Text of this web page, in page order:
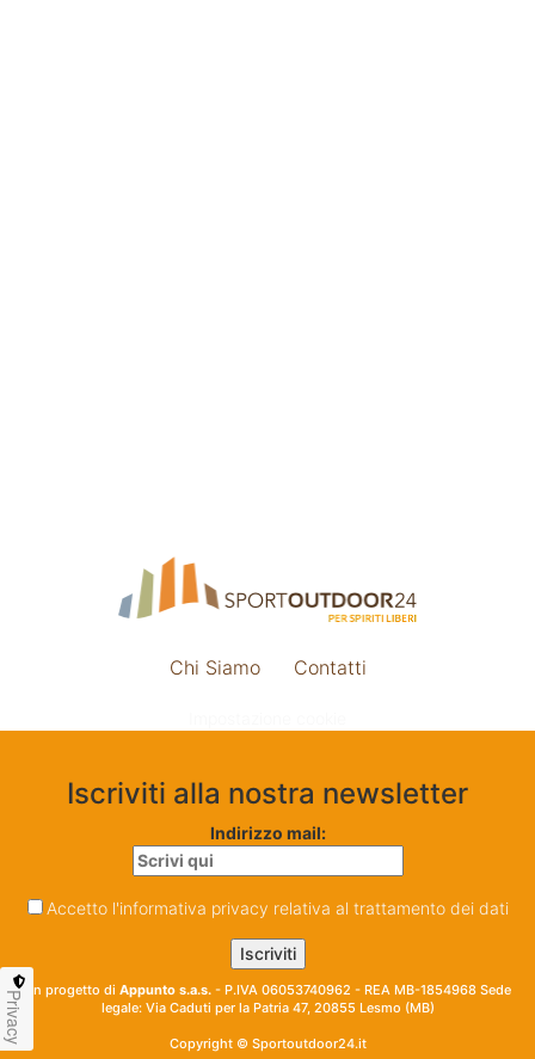
Chi Siamo Contatti
Iscriviti alla nostra newsletter
Indirizzo mail:
Accetto l'informativa privacy relativa al trattamento dei dati
Un progetto di Appunto s.a.s. - P.IVA 06053740962 - REA MB-1854968 Sede
legale: Via Caduti per la Patria 47, 20855 Lesmo (MB)
Copyright © Sportoutdoor24.it
Privacy